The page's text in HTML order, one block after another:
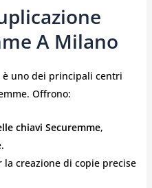
A Milano
è uno dei principali centri
Offrono:
chiavi Securemme,
la creazione di copie precise